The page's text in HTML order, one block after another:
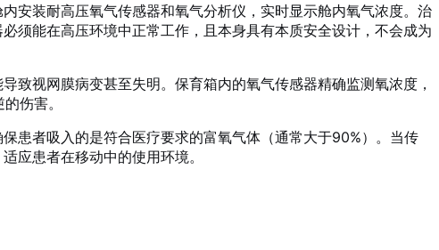
安装耐高压氧气传感器和氧气分析仪，实时显示舱内氧气浓度。治
须能在高压环境中正常工作，且本身具有本质安全设计，不会成为
致视网膜病变甚至失明。保育箱内的氧气传感器精确监测氧浓度，
伤害。
患者吸入的是符合医疗要求的富氧气体（通常大于90%）。当传
应患者在移动中的使用环境。